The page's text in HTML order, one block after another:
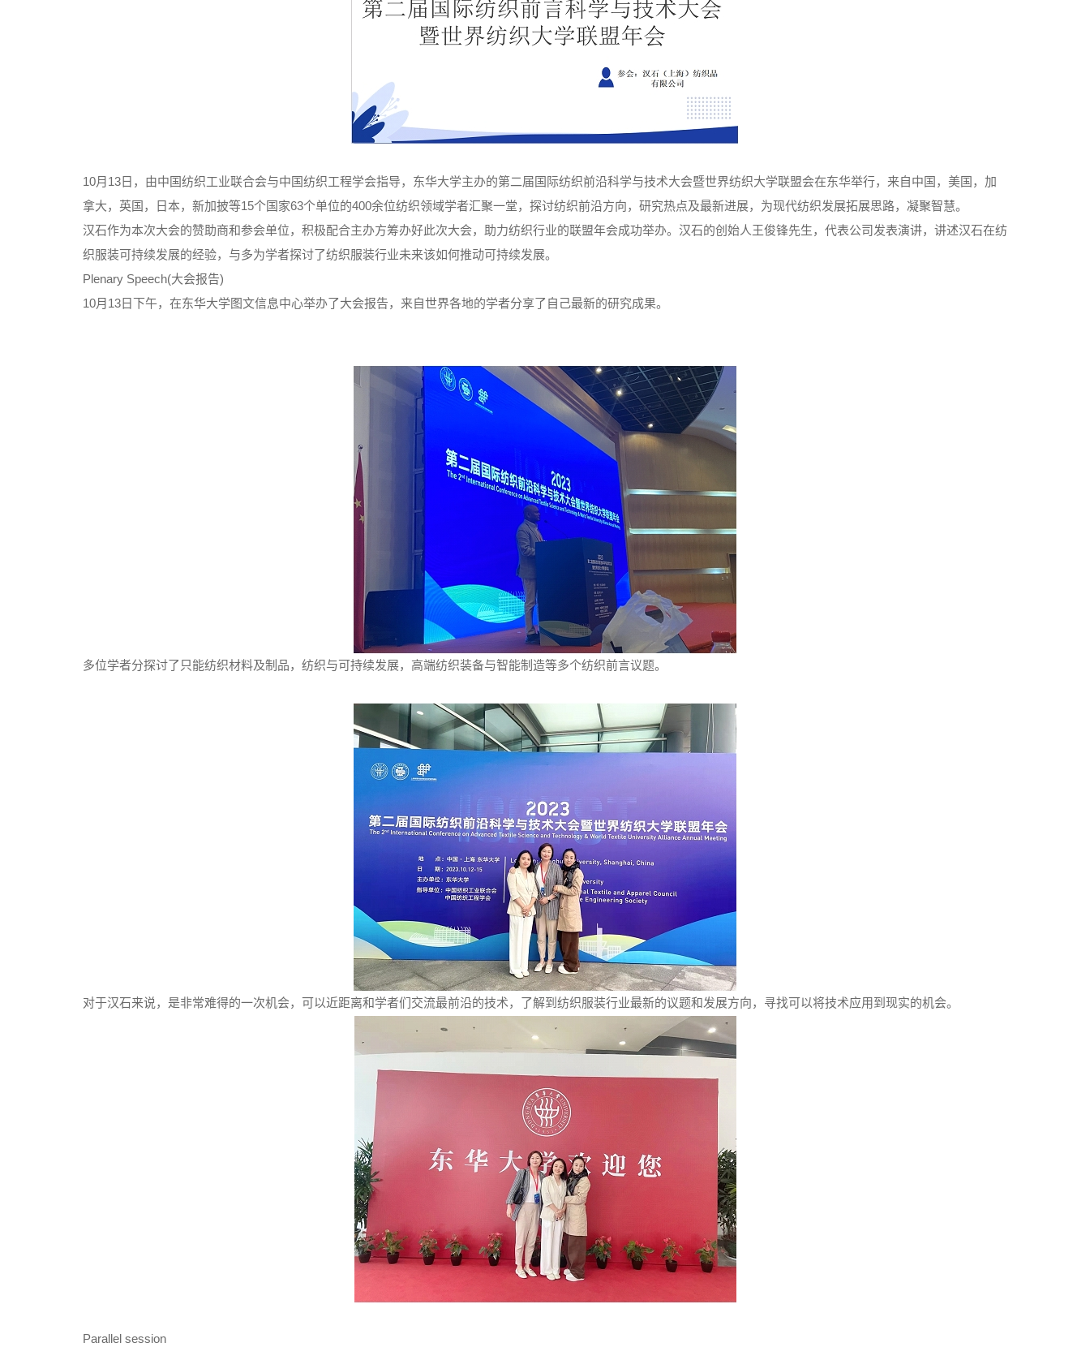
10月13日，由中国纺织工业联合会与中国纺织工程学会指导，东华大学主办的第二届国际纺织前沿科学与技术大会暨世界纺织大学联盟会在东华举行，来自中国，美国，加
拿大，英国，日本，新加披等15个国家63个单位的400余位纺织领域学者汇聚一堂，探讨纺织前沿方向，研究热点及最新进展，为现代纺织发展拓展思路，凝聚智慧。
汉石作为本次大会的赞助商和参会单位，积极配合主办方筹办好此次大会，助力纺织行业的联盟年会成功举办。汉石的创始人王俊锋先生，代表公司发表演讲，讲述汉石在纺
织服装可持续发展的经验，与多为学者探讨了纺织服装行业未来该如何推动可持续发展。
Plenary Speech(大会报告)
10月13日下午，在东华大学图文信息中心举办了大会报告，来自世界各地的学者分享了自己最新的研究成果。
多位学者分探讨了只能纺织材料及制品，纺织与可持续发展，高端纺织装备与智能制造等多个纺织前言议题。
对于汉石来说，是非常难得的一次机会，可以近距离和学者们交流最前沿的技术，了解到纺织服装行业最新的议题和发展方向，寻找可以将技术应用到现实的机会。
Parallel session